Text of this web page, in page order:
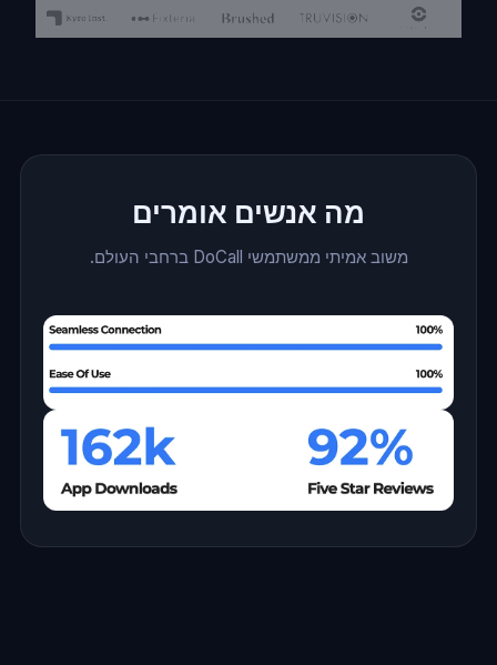
מה אנשים אומרים
משוב אמיתי ממשתמשי DoCall ברחבי העולם.